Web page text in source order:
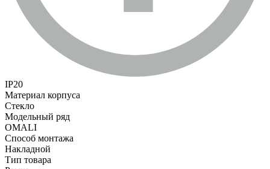
IP20
Материал корпуса
Стекло
Модельный ряд
OMALI
Способ монтажа
Накладной
Тип товара